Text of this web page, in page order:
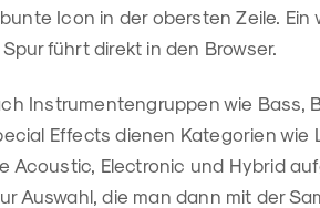
Icon in der obersten Zeile. Ein
führt direkt in den Browser.
Instrumentengruppen wie Bass,
Effects dienen Kategorien wie
Acoustic, Electronic und Hybrid
Auswahl, die man dann mit der